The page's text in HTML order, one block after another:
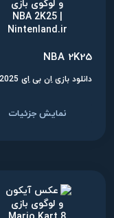
NBA 2K25
نمایش جزئیات